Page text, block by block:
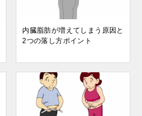
内臓脂肪が増えてしまう原因と
2つの落し方ポイント